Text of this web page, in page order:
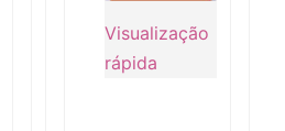
Visualização
rápida